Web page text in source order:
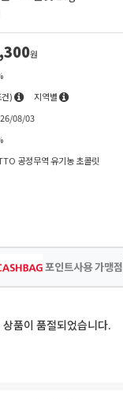
원
)
지역별
08/03
공정무역 유기농 초콜릿
포인트사용 가맹점
상품이 품절되었습니다.